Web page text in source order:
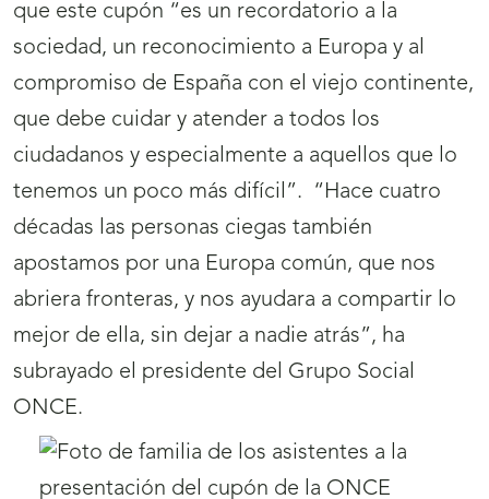
que este cupón “es un recordatorio a la
sociedad, un reconocimiento a Europa y al
compromiso de España con el viejo continente,
que debe cuidar y atender a todos los
ciudadanos y especialmente a aquellos que lo
tenemos un poco más difícil”. “Hace cuatro
décadas las personas ciegas también
apostamos por una Europa común, que nos
abriera fronteras, y nos ayudara a compartir lo
mejor de ella, sin dejar a nadie atrás”, ha
subrayado el presidente del Grupo Social
ONCE.